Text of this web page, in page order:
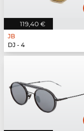
119,40 €
JB
DJ - 4